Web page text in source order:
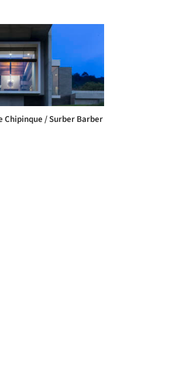
Chipinque / Surber Barber